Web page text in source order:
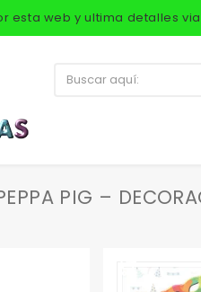
esta web y ultima detalles
PIG –